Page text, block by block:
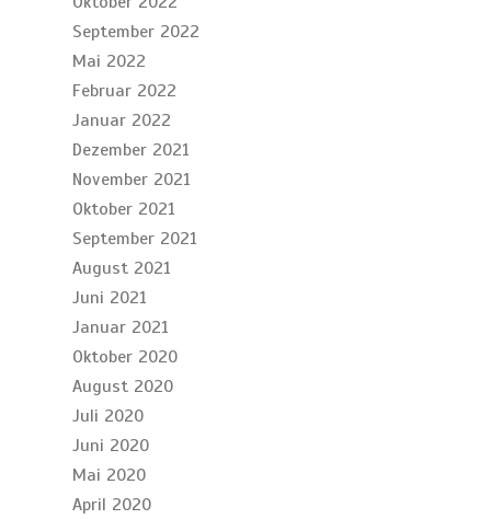
September 2022
Mai 2022
Februar 2022
Januar 2022
Dezember 2021
November 2021
Oktober 2021
September 2021
August 2021
Juni 2021
Januar 2021
Oktober 2020
August 2020
Juli 2020
Juni 2020
Mai 2020
April 2020